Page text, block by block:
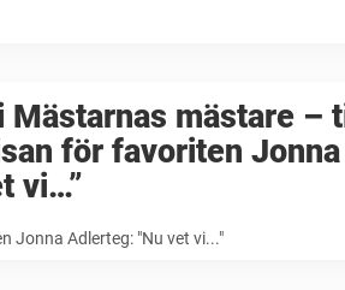
Mästarnas mästare –
för favoriten Jonna
vi…”
Jonna Adlerteg: "Nu vet vi..."